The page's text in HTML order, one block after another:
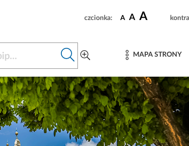
czcionka: A A A
MAPA STRONY